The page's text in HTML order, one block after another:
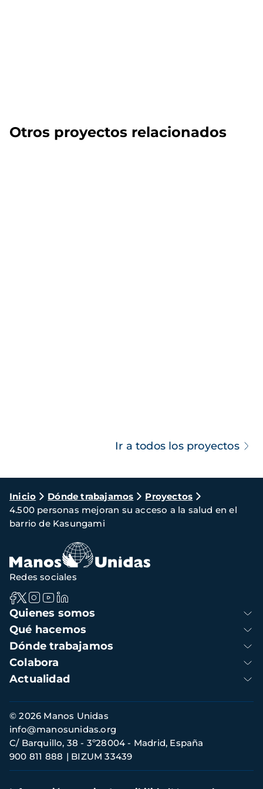
Otros proyectos relacionados
Ir a todos los proyectos
Ruta
de
navegación
Inicio Dónde trabajamos
Proyectos
4.500 personas mejoran su acceso a la salud en el
barrio de Kasungami
Navegación
principal
Quienes somos
Qué hacemos
Dónde trabajamos
Colabora
Actualidad
Redes sociales
Información
de
contacto
© 2026 Manos Unidas
C/ Barquillo, 38 - 3º28004 - Madrid, España
900 811 888
BIZUM 33439
info@manosunidas.org